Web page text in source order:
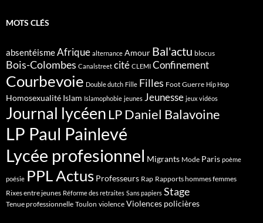
MOTS CLÉS
absentéismeAfrique alternance Amour Bal'actu blocus
Bois-Colombes Canalstreet cité CLEMI Confinement
Courbevoie Double dutch Fille Filles Foot Guerre Hip Hop
Homosexualité Islam Islamophobie jeunes Jeunesse jeux vidéos
Journal lycéenLP Daniel Balavoine
LP Paul Painlevé
Lycée profesionnel Migrants Mode Paris poème
poésie PPL Actus Professeurs Rap Rapports hommes femmes
Rixes entre jeunes Réforme des retraites Sans papiers Stage
Tenue professionnelle Toulon violence Violences policières